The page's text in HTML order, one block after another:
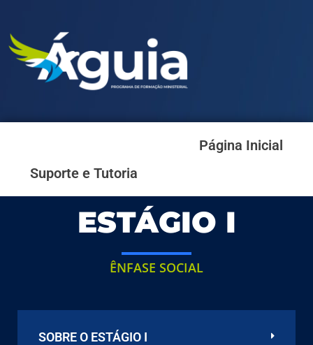
Página Inicial
Suporte e Tutoria
ESTÁGIO I
ÊNFASE SOCIAL
SOBRE O ESTÁGIO I